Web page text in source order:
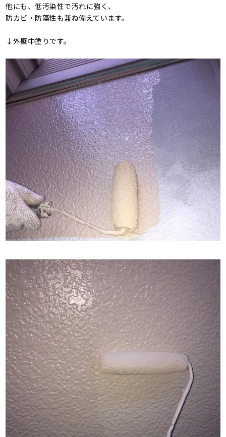
他にも、低汚染性で汚れに強く、
防カビ・防藻性も兼ね備えています。
↓外壁中塗りです。